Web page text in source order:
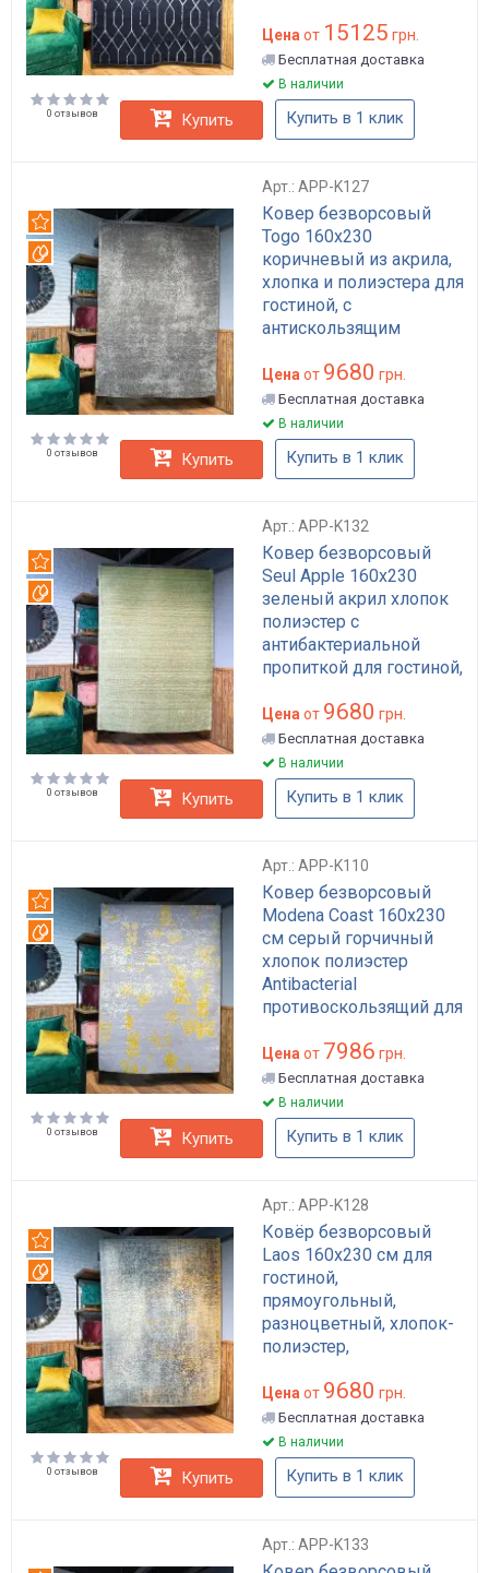
Цена от 15125 грн.
Бесплатная доставка
В наличии
0 отзывов Купить Купить в 1 клик
Арт.: APP-K127
Ковер безворсовый
Togo 160x230
коричневый из акрила,
хлопка и полиэстера для
гостиной, с
антискользящим
K127
Рекомендуем
Вотерпруф
Цена от 9680 грн.
Бесплатная доставка
В наличии
0 отзывов Купить Купить в 1 клик
Арт.: APP-K132
Ковер безворсовый
Seul Apple 160x230
зеленый акрил хлопок
полиэстер с
антибактериальной
пропиткой для гостиной,
основа арт: APP-K132
Рекомендуем
Вотерпруф
Цена от 9680 грн.
Бесплатная доставка
В наличии
0 отзывов Купить Купить в 1 клик
Арт.: APP-K110
Ковер безворсовый
Modena Coast 160x230
см серый горчичный
хлопок полиэстер
Antibacterial
противоскользящий для
Рекомендуем
Вотерпруф
Цена от 7986 грн.
Бесплатная доставка
В наличии
0 отзывов Купить Купить в 1 клик
Арт.: APP-K128
Ковёр безворсовый
Laos 160x230 см для
гостиной,
прямоугольный,
разноцветный, хлопок-
полиэстер,
антимикробной
пропиткой арт: APP-
K128
Рекомендуем
Вотерпруф
Цена от 9680 грн.
Бесплатная доставка
В наличии
0 отзывов Купить Купить в 1 клик
Арт.: APP-K133